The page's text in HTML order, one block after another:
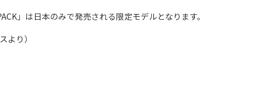
」は日本のみで発売される限定モデルとなります。
より）